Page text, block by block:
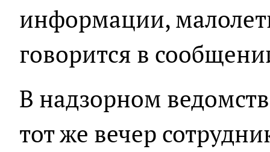
информации,
говорится в
В надзорном
тот же вечер